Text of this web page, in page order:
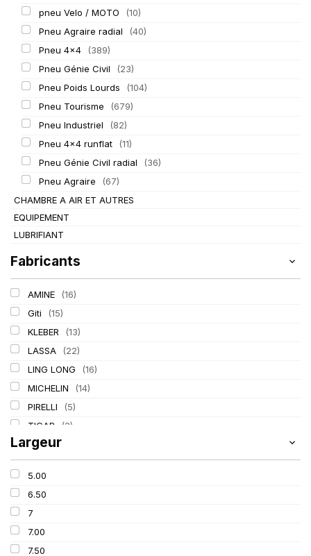
pneu Velo / MOTO
(10)
Pneu Agraire radial
(40)
Pneu 4x4
(389)
Pneu Génie Civil
(23)
Pneu Poids Lourds
(104)
Pneu Tourisme
(679)
Pneu Industriel
(82)
Pneu 4x4 runflat
(11)
Pneu Génie Civil radial
(36)
Pneu Agraire
(67)
CHAMBRE A AIR ET AUTRES
EQUIPEMENT
LUBRIFIANT
Fabricants
AMINE
(16)
Giti
(15)
KLEBER
(13)
LASSA
(22)
LING LONG
(16)
MICHELIN
(14)
PIRELLI
(5)
TIGAR
(2)
Largeur
5.00
6.50
7
7.00
7.50